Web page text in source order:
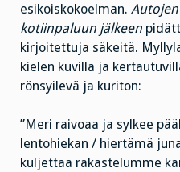
esikoiskokoelman.
kotiinpaluun jälkeen
kirjoitettuja säkeitä.
kielen kuvilla ja
rönsyilevä ja kuriton:
”Meri raivoaa ja sylkee
lentohiekan / hiertämä
kuljettaa rakastelumme